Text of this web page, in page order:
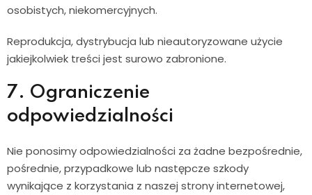
osobistych, niekomercyjnych.
Reprodukcja, dystrybucja lub nieautoryzowane użycie
jakiejkolwiek treści jest surowo zabronione.
7. Ograniczenie
odpowiedzialności
Nie ponosimy odpowiedzialności za żadne bezpośrednie,
pośrednie, przypadkowe lub następcze szkody
wynikające z korzystania z naszej strony internetowej,